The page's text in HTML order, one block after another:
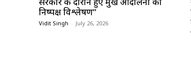
निष्पक्ष विश्लेषण”
Vidit Singh - July 26, 2026